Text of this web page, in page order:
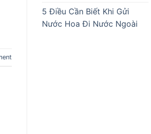
5 Điều Cần Biết Khi Gửi
Nước Hoa Đi Nước Ngoài